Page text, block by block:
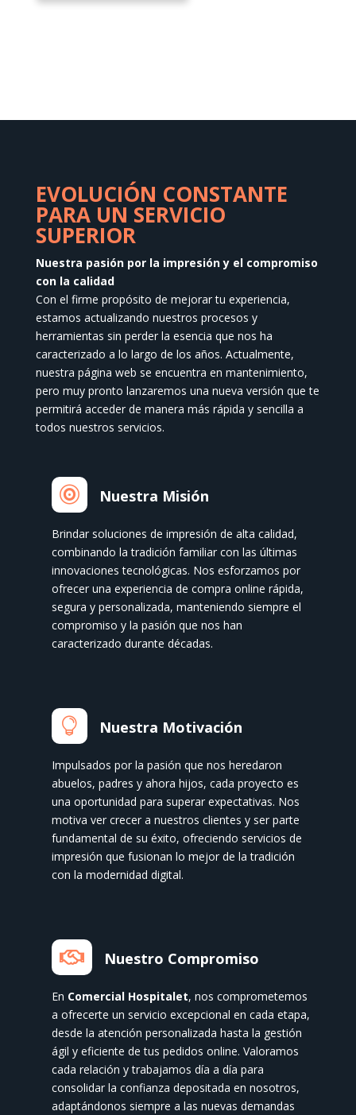
la
página
producto
EVOLUCIÓN CONSTANTE
PARA UN SERVICIO
SUPERIOR
Nuestra pasión por la impresión y el compromiso
con la calidad
Con el firme propósito de mejorar tu experiencia,
estamos actualizando nuestros procesos y
herramientas sin perder la esencia que nos ha
caracterizado a lo largo de los años. Actualmente,
nuestra página web se encuentra en mantenimiento,
pero muy pronto lanzaremos una nueva versión que te
permitirá acceder de manera más rápida y sencilla a
todos nuestros servicios.
 Nuestra Misión
Brindar soluciones de impresión de alta calidad,
combinando la tradición familiar con las últimas
innovaciones tecnológicas. Nos esforzamos por
ofrecer una experiencia de compra online rápida,
segura y personalizada, manteniendo siempre el
compromiso y la pasión que nos han
caracterizado durante décadas.
 Nuestra Motivación
Impulsados por la pasión que nos heredaron
abuelos, padres y ahora hijos, cada proyecto es
una oportunidad para superar expectativas. Nos
motiva ver crecer a nuestros clientes y ser parte
fundamental de su éxito, ofreciendo servicios de
impresión que fusionan lo mejor de la tradición
con la modernidad digital.
 Nuestro Compromiso
En Comercial Hospitalet, nos comprometemos
a ofrecerte un servicio excepcional en cada etapa,
desde la atención personalizada hasta la gestión
ágil y eficiente de tus pedidos online. Valoramos
cada relación y trabajamos día a día para
consolidar la confianza depositada en nosotros,
adaptándonos siempre a las nuevas demandas